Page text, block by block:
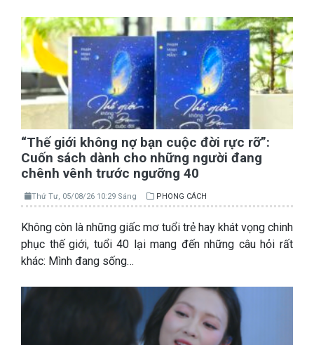
“Thế giới không nợ bạn cuộc đời rực rỡ”:
Cuốn sách dành cho những người đang
chênh vênh trước ngưỡng 40
Thứ Tư, 05/08/26 10:29 Sáng PHONG CÁCH
Không còn là những giấc mơ tuổi trẻ hay khát vọng chinh
phục thế giới, tuổi 40 lại mang đến những câu hỏi rất
khác: Mình đang sống…